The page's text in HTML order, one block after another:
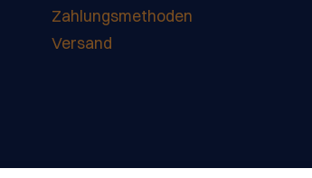
Zahlungsmethoden
Versand